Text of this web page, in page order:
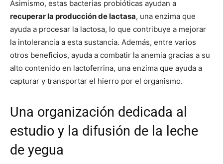
Asimismo, estas bacterias probióticas ayudan a
recuperar la producción de lactasa, una enzima que
ayuda a procesar la lactosa, lo que contribuye a mejorar
la intolerancia a esta sustancia. Además, entre varios
otros beneficios, ayuda a combatir la anemia gracias a su
alto contenido en lactoferrina, una enzima que ayuda a
capturar y transportar el hierro por el organismo.
Una organización dedicada al
estudio y la difusión de la leche
de yegua